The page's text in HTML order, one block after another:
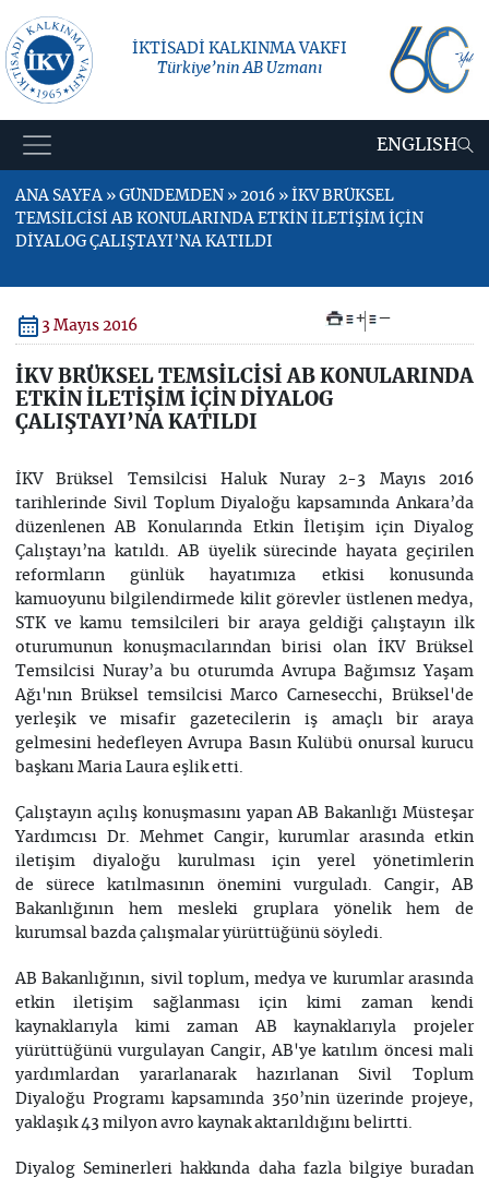
İKTİSADİ KALKINMA VAKFI
Türkiye’nin AB Uzmanı
ENGLISH
ANA SAYFA » GÜNDEMDEN » 2016 » İKV BRÜKSEL
TEMSİLCİSİ AB KONULARINDA ETKİN İLETİŞİM İÇİN
DİYALOG ÇALIŞTAYI’NA KATILDI
3 Mayıs 2016 + –
İKV BRÜKSEL TEMSİLCİSİ AB KONULARINDA
ETKİN İLETİŞİM İÇİN DİYALOG
ÇALIŞTAYI’NA KATILDI
İKV Brüksel Temsilcisi Haluk Nuray 2-3 Mayıs 2016
tarihlerinde Sivil Toplum Diyaloğu kapsamında Ankara’da
düzenlenen AB Konularında Etkin İletişim için Diyalog
Çalıştayı’na katıldı. AB üyelik sürecinde hayata geçirilen
reformların günlük hayatımıza etkisi konusunda
kamuoyunu bilgilendirmede kilit görevler üstlenen medya,
STK ve kamu temsilcileri bir araya geldiği çalıştayın ilk
oturumunun konuşmacılarından birisi olan İKV Brüksel
Temsilcisi Nuray’a bu oturumda Avrupa Bağımsız Yaşam
Ağı'nın Brüksel temsilcisi Marco Carnesecchi, Brüksel'de
yerleşik ve misafir gazetecilerin iş amaçlı bir araya
gelmesini hedefleyen Avrupa Basın Kulübü onursal kurucu
başkanı Maria Laura eşlik etti.
Çalıştayın açılış konuşmasını yapan AB Bakanlığı Müsteşar
Yardımcısı Dr. Mehmet Cangir, kurumlar arasında etkin
iletişim diyaloğu kurulması için yerel yönetimlerin
de sürece katılmasının önemini vurguladı. Cangir, AB
Bakanlığının hem mesleki gruplara yönelik hem de
kurumsal bazda çalışmalar yürüttüğünü söyledi.
AB Bakanlığının, sivil toplum, medya ve kurumlar arasında
etkin iletişim sağlanması için kimi zaman kendi
kaynaklarıyla kimi zaman AB kaynaklarıyla projeler
yürüttüğünü vurgulayan Cangir, AB'ye katılım öncesi mali
yardımlardan yararlanarak hazırlanan Sivil Toplum
Diyaloğu Programı kapsamında 350’nin üzerinde projeye,
yaklaşık 43 milyon avro kaynak aktarıldığını belirtti.
Diyalog Seminerleri hakkında daha fazla bilgiye buradan